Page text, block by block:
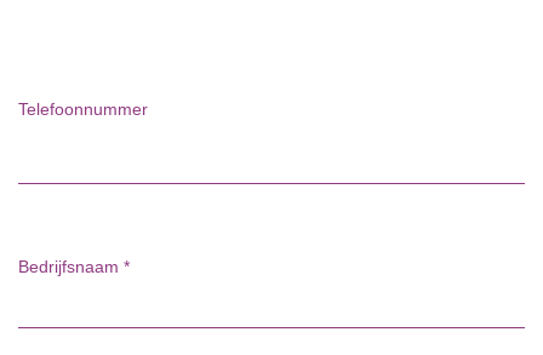
Telefoonnummer
Bedrijfsnaam *